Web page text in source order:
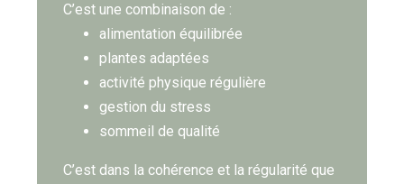
C’est une combinaison de :
alimentation équilibrée
plantes adaptées
activité physique régulière
gestion du stress
sommeil de qualité
C’est dans la cohérence et la régularité que